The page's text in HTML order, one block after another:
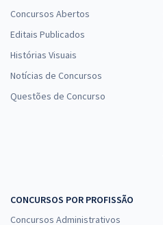
Concursos Abertos
Editais Publicados
Histórias Visuais
Notícias de Concursos
Questões de Concurso
CONCURSOS POR PROFISSÃO
Concursos Administrativos